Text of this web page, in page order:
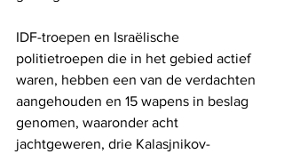
IDF-troepen en Israëlische
politietroepen die in het gebied actief
waren, hebben een van de verdachten
aangehouden en 15 wapens in beslag
genomen, waaronder acht
jachtgeweren, drie Kalasjnikov-